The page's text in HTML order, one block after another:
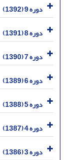
دوره 9 (1392)
دوره 8 (1391)
دوره 7 (1390)
دوره 6 (1389)
دوره 5 (1388)
دوره 4 (1387)
دوره 3 (1386)